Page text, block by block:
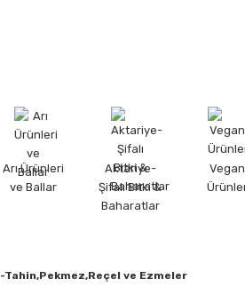
Arı Ürünleri
ve Ballar
Aktariye-
Şifalı Bitki &
Baharatlar
Vegan
-Tahin,Pekmez,Reçel ve Ezmeler